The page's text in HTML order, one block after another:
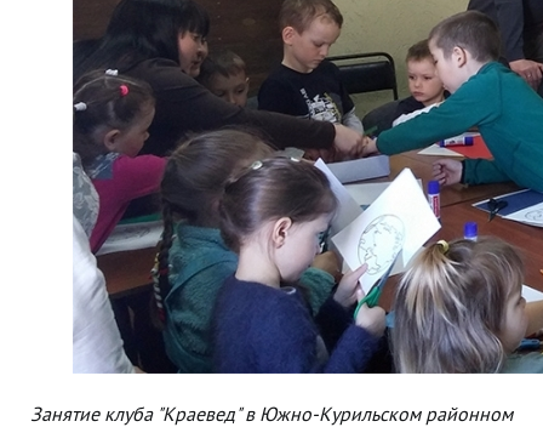
Занятие клуба "Краевед" в Южно-Курильском районном